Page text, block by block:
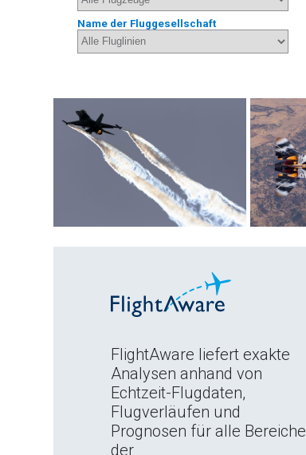
Name der Fluggesellschaft
FlightAware liefert exakte
Analysen anhand von
Echtzeit-Flugdaten,
Flugverläufen und
Prognosen für alle Bereiche
der